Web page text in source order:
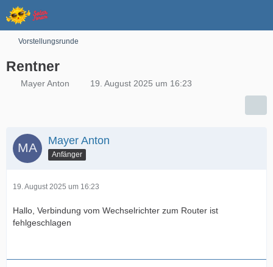
Vorstellungsrunde
Rentner
Mayer Anton 19. August 2025 um 16:23
Mayer Anton
Anfänger
19. August 2025 um 16:23
Hallo, Verbindung vom Wechselrichter zum Router ist
fehlgeschlagen